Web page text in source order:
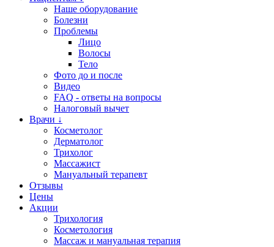
Наше оборудование
Болезни
Проблемы
Лицо
Волосы
Тело
Фото до и после
Видео
FAQ - ответы на вопросы
Налоговый вычет
Врачи ↓
Косметолог
Дерматолог
Трихолог
Массажист
Мануальный терапевт
Отзывы
Цены
Акции
Трихология
Косметология
Массаж и мануальная терапия